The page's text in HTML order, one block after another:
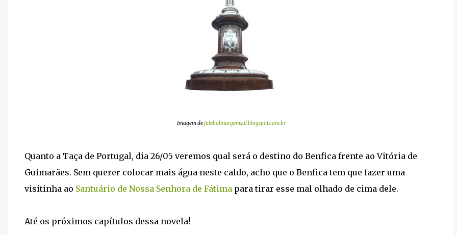
Imagem defutebolmargemsul.blogspot.com.br
Quanto a Taça de Portugal, dia 26/05 veremos qual será o destino do Benfica frente ao Vitória de
Guimarães. Sem querer colocar mais água neste caldo, acho que o Benfica tem que fazer uma
visitinha ao Santuário de Nossa Senhora de Fátima para tirar esse mal olhado de cima dele.
Até os próximos capítulos dessa novela!